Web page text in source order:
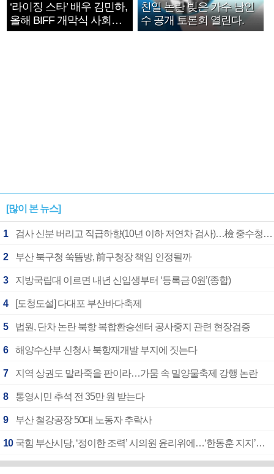
‘라이징 스타’ 배우 김민하,
올해 BIFF 개막식 사회자
확정
친일 논란 빚은 가수 남인
수 공개 토론회 열린다.
[많이 본 뉴스]
1 검사 신분 버리고 직급하향(10년 이하 저연차 검사)…檢 중수청행 기피
2 부산 북구청 쑥뜸방, 前구청장 책임 인정될까
3 지방국립대 이르면 내년 신입생부터 ‘등록금 0원’(종합)
4 [도청도설] 다대포 부산바다축제
5 법원, 단차 논란 북항 복합환승센터 공사중지 관련 현장검증
6 해양수산부 신청사 북항재개발 부지에 짓는다
7 지역 상권도 말라죽을 판이라…가뭄 속 밀양물축제 강행 논란
8 통영시민 추석 전 35만 원 받는다
9 부산 철강공장 50대 노동자 추락사
10 국힘 부산시당, ‘정이한 조력’ 시의원 윤리위에…‘한동훈 지지’도 신고접수